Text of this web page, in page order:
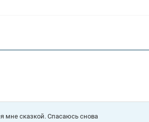
мне сказкой. Спасаюсь снова